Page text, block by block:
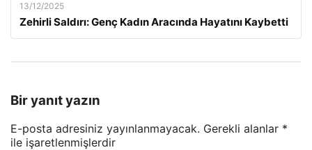
13/12/2025
Zehirli Saldırı: Genç Kadın Aracında Hayatını Kaybetti
Bir yanıt yazın
E-posta adresiniz yayınlanmayacak. Gerekli alanlar *
ile işaretlenmişlerdir